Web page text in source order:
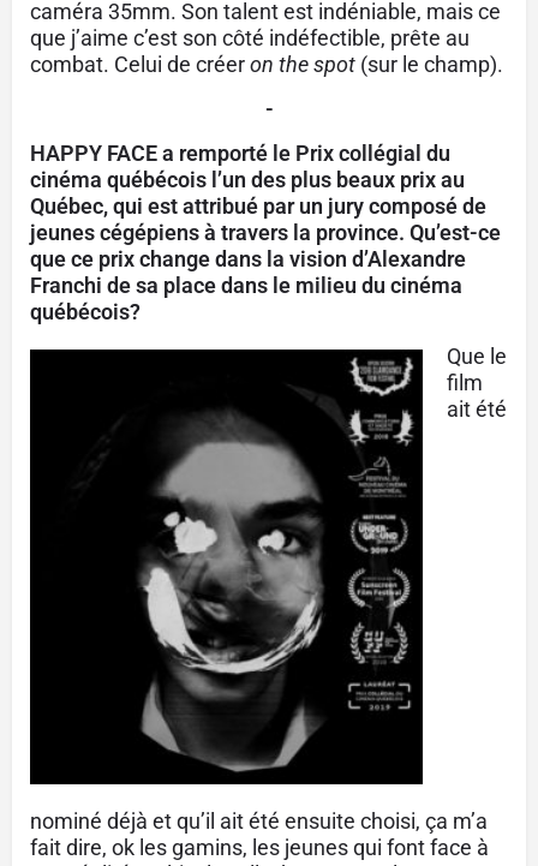
caméra 35mm. Son talent est indéniable, mais ce
que j’aime c’est son côté indéfectible, prête au
combat. Celui de créeron the spot (sur le champ).
-
HAPPY FACE a remporté le Prix collégial du
cinéma québécois l’un des plus beaux prix au
Québec, qui est attribué par un jury composé de
jeunes cégépiens à travers la province. Qu’est-ce
que ce prix change dans la vision d’Alexandre
Franchi de sa place dans le milieu du cinéma
québécois?
Que le
film
ait été
nominé déjà et qu’il ait été ensuite choisi, ça m’a
fait dire, ok les gamins, les jeunes qui font face à